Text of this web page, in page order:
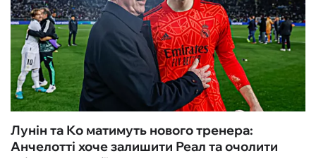
Лунін та Ко матимуть нового тренера:
Анчелотті хоче залишити Реал та очолити